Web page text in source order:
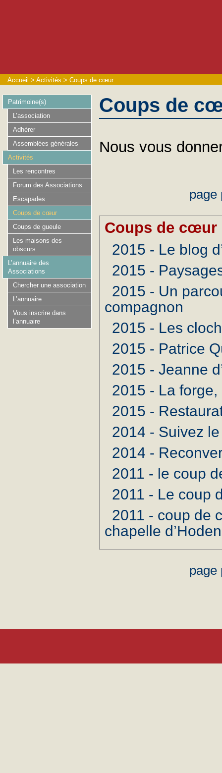
Accueil > Activités > Coups de cœur
Coups de
Nous vous
page
Coups de cœur
2015 - Le blog
2015 -
2015 - Un
compagnon
2015 - Les
2015 - Patrice
2015 - Jeanne
2015 - La forge,
2015 -
2014 - Suivez
2014 -
2011 - le coup
2011 - Le coup
2011 - coup de
chapelle
page
Patrimoine(s)
L’association
Adhérer
Assemblées générales
Activités
Les rencontres
Forum des Associations
Escapades
Coups de cœur
Coups de gueule
Les maisons des
obscurs
L’annuaire des
Associations
Chercher une association
L’annuaire
Vous inscrire dans
l’annuaire